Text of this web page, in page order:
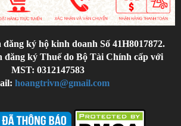
ký hộ kinh doanh Số 41H8017872.
đăng ký Thuế do Bộ Tài Chính cấp với
MST: 0312147583
hoangtrivn@gmail.com